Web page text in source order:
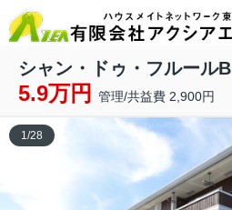
シャン・ドゥ・フルールB
5.9万円 管理/共益費 2,900円
1/28